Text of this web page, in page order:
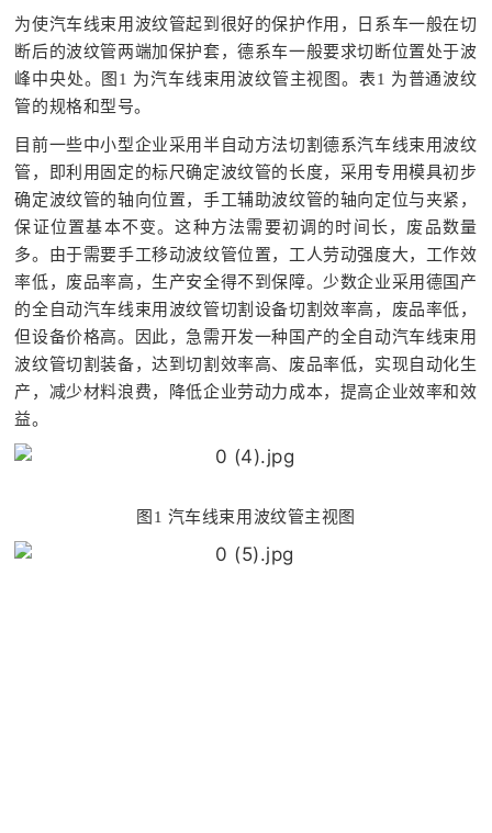
为使汽车线束用波纹管起到很好的保护作用，日系车一般在切
断后的波纹管两端加保护套，德系车一般要求切断位置处于波
峰中央处。图1 为汽车线束用波纹管主视图。表1 为普通波纹
管的规格和型号。
目前一些中小型企业采用半自动方法切割德系汽车线束用波纹
管，即利用固定的标尺确定波纹管的长度，采用专用模具初步
确定波纹管的轴向位置，手工辅助波纹管的轴向定位与夹紧，
保证位置基本不变。这种方法需要初调的时间长，废品数量
多。由于需要手工移动波纹管位置，工人劳动强度大，工作效
率低，废品率高，生产安全得不到保障。少数企业采用德国产
的全自动汽车线束用波纹管切割设备切割效率高，废品率低，
但设备价格高。因此，急需开发一种国产的全自动汽车线束用
波纹管切割装备，达到切割效率高、废品率低，实现自动化生
产，减少材料浪费，降低企业劳动力成本，提高企业效率和效
益。
图1 汽车线束用波纹管主视图